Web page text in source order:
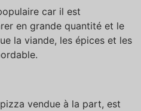
car il est
en grande quantité et le
la viande, les épices et les
vendue à la part, est